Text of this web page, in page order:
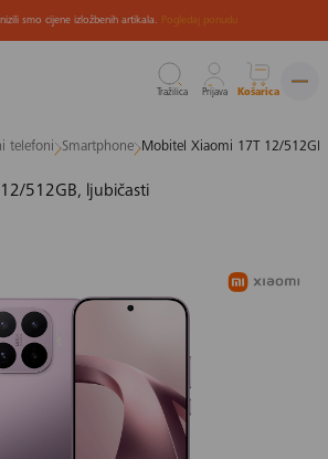
smo cijene izložbenih artikala. Pogledaj ponudu
Tražilica Prijava Košarica
telefoni Smartphone Mobitel Xiaomi 17T 12/
512GB, ljubičasti